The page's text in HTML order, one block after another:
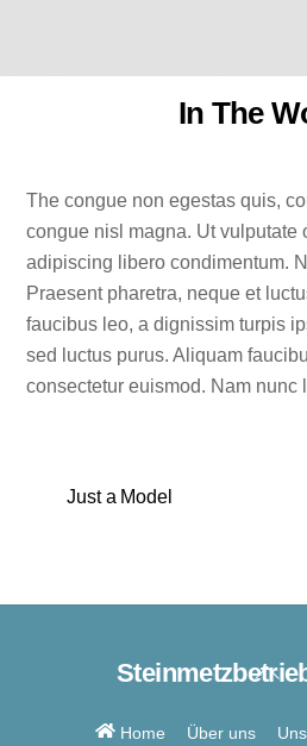
In The
The congue non egestas quis,
congue nisl magna. Ut vulputate
adipiscing libero condimentum.
Praesent pharetra, neque et
faucibus leo, a dignissim turpis
sed luctus purus. Aliquam
consectetur euismod. Nam nunc
Just a Model
Back
Top
Home Über uns